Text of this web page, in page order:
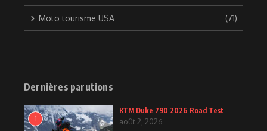
Moto tourisme USA (71)
Dernières parutions
1
KTM Duke 790 2026 Road Test
août 2, 2026